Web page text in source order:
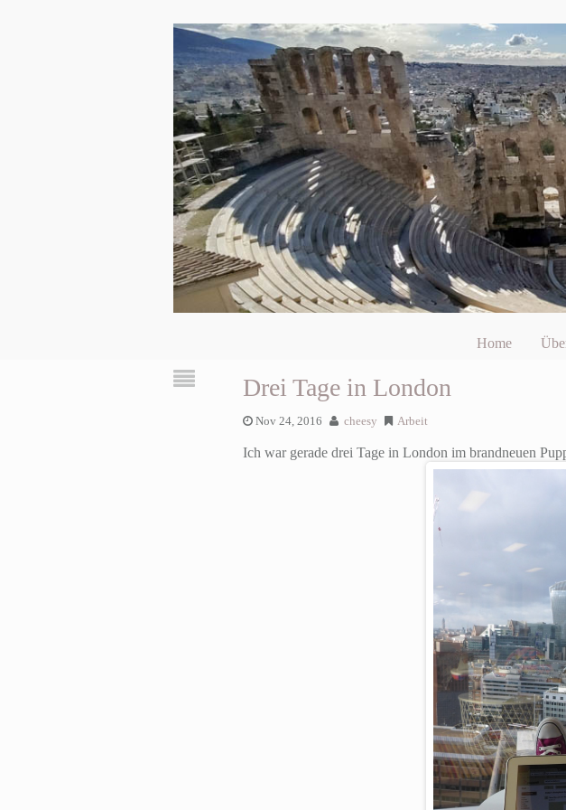
Home
Drei Tage in London
Nov 24, 2016 cheesy Arbeit
Ich war gerade drei Tage in London im brandneuen